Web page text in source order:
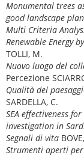
Monumental trees
good landscape
Multi Criteria
Renewable Energy
TOLLI, M.
Nuovo luogo del
Percezione
Qualità del
SARDELLA, C.
SEA effectiveness
investigation in
Segnali di vita
Strumenti aperti